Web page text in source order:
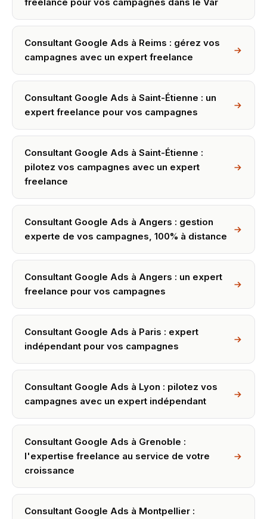
Consultant Google Ads à Reims : gérez vos
campagnes avec un expert freelance
Consultant Google Ads à Saint-Étienne : un
expert freelance pour vos campagnes
Consultant Google Ads à Saint-Étienne :
pilotez vos campagnes avec un expert
freelance
Consultant Google Ads à Angers : gestion
experte de vos campagnes, 100% à distance
Consultant Google Ads à Angers : un expert
freelance pour vos campagnes
Consultant Google Ads à Paris : expert
indépendant pour vos campagnes
Consultant Google Ads à Lyon : pilotez vos
campagnes avec un expert indépendant
Consultant Google Ads à Grenoble :
l'expertise freelance au service de votre
croissance
Consultant Google Ads à Montpellier :